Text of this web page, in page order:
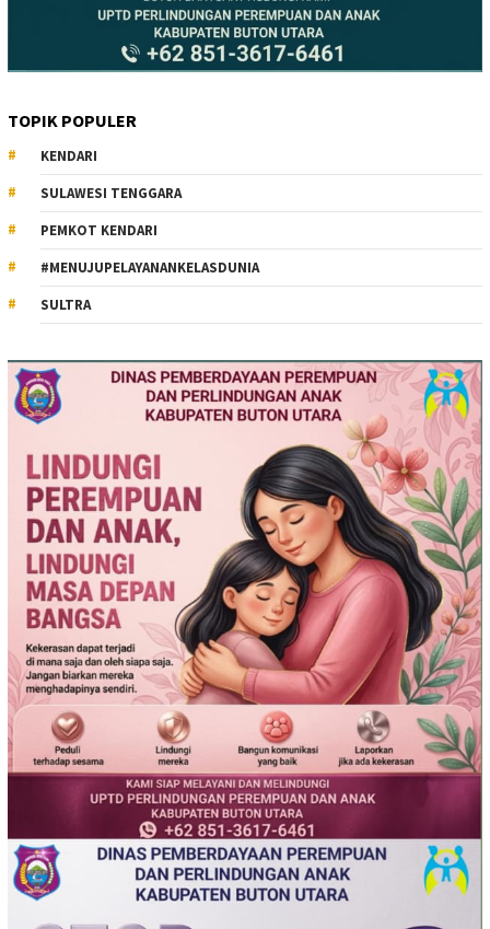
TOPIK POPULER
KENDARI
SULAWESI TENGGARA
PEMKOT KENDARI
#MENUJUPELAYANANKELASDUNIA
SULTRA